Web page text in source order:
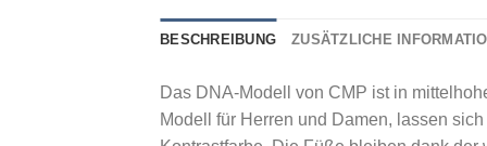
BESCHREIBUNG ZUSÄTZLICHE
Das DNA-Modell von CMP ist in
Modell für Herren und Damen, lassen